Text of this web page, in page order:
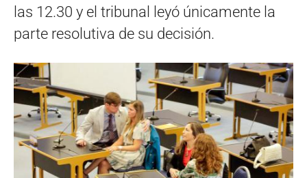
las 12.30 y el tribunal leyó únicamente la
parte resolutiva de su decisión.